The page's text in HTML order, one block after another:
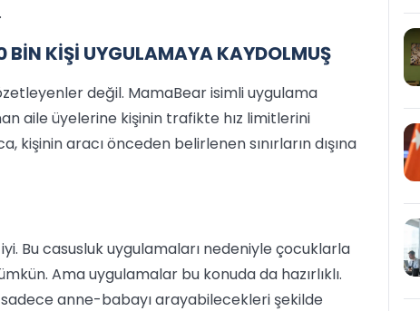
KİŞİ UYGULAMAYA KAYDOLMUŞ
değil. MamaBear isimli uygulama
aile üyelerine kişinin trafikte hız limitlerini
aracı önceden belirlenen sınırların dışına
Bu casusluk uygulamaları nedeniyle çocuklarla
Ama uygulamalar bu konuda da hazırlıklı.
anne-babayı arayabilecekleri şekilde